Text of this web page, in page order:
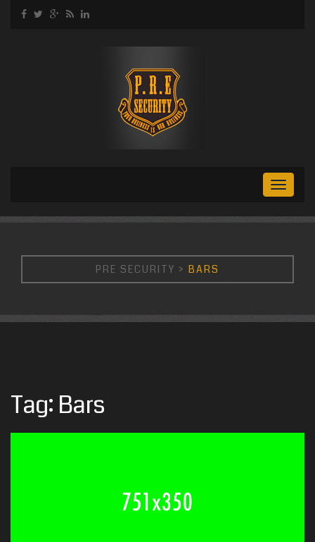
PRE SECURITY > BARS
Tag: Bars